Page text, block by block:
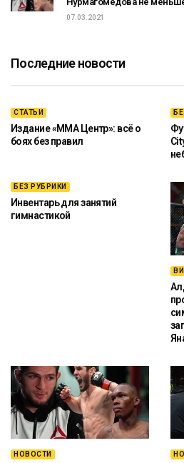
07.03.2021
Последние новости
СТАТЬИ
Издание «ММА Центр»: всё о
боях без правил
БЕЗ РУБРИКИ
Инвентарь для занятий
гимнастикой
НОВОСТИ